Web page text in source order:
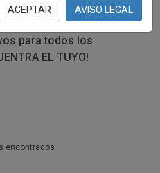
ACEPTAR AVISO LEGAL
tu búsqueda mediante los
y precio del trofeo.
para todos los
EL TUYO!
encontrados